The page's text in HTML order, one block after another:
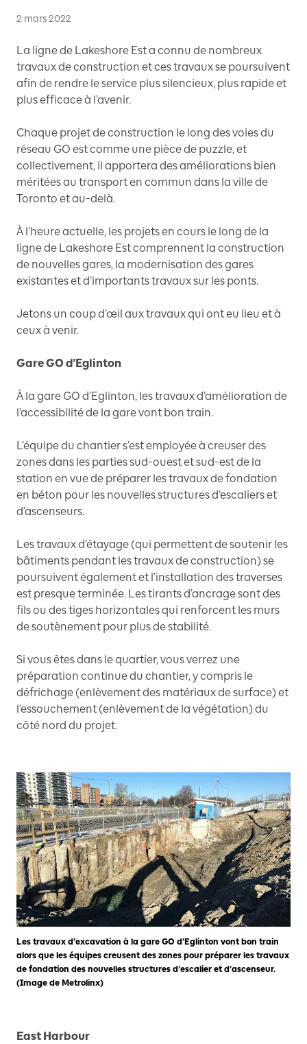
2 mars 2022
La ligne de Lakeshore Est a connu de nombreux
travaux de construction et ces travaux se poursuivent
afin de rendre le service plus silencieux, plus rapide et
plus efficace à l’avenir.
Chaque projet de construction le long des voies du
réseau GO est comme une pièce de puzzle, et
collectivement, il apportera des améliorations bien
méritées au transport en commun dans la ville de
Toronto et au-delà.
À l’heure actuelle, les projets en cours le long de la
ligne de Lakeshore Est comprennent la construction
de nouvelles gares, la modernisation des gares
existantes et d’importants travaux sur les ponts.
Jetons un coup d’œil aux travaux qui ont eu lieu et à
ceux à venir.
Gare GO d’Eglinton
À la gare GO d’Eglinton, les travaux d’amélioration de
l’accessibilité de la gare vont bon train.
L’équipe du chantier s’est employée à creuser des
zones dans les parties sud-ouest et sud-est de la
station en vue de préparer les travaux de fondation
en béton pour les nouvelles structures d’escaliers et
d’ascenseurs.
Les travaux d’étayage (qui permettent de soutenir les
bâtiments pendant les travaux de construction) se
poursuivent également et l’installation des traverses
est presque terminée. Les tirants d’ancrage sont des
fils ou des tiges horizontales qui renforcent les murs
de soutènement pour plus de stabilité.
Si vous êtes dans le quartier, vous verrez une
préparation continue du chantier, y compris le
défrichage (enlèvement des matériaux de surface) et
l’essouchement (enlèvement de la végétation) du
côté nord du projet.
Les travaux d’excavation à la gare GO d’Eglinton vont bon train
alors que les équipes creusent des zones pour préparer les travaux
de fondation des nouvelles structures d’escalier et d’ascenseur.
(Image de Metrolinx)
East Harbour